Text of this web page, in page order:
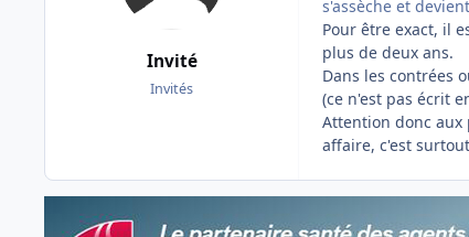
Invité
Invités
s'assèche et
Pour être exact, il
plus de deux ans.
Dans les contrées
(ce n'est pas écrit
Attention donc aux
affaire, c'est